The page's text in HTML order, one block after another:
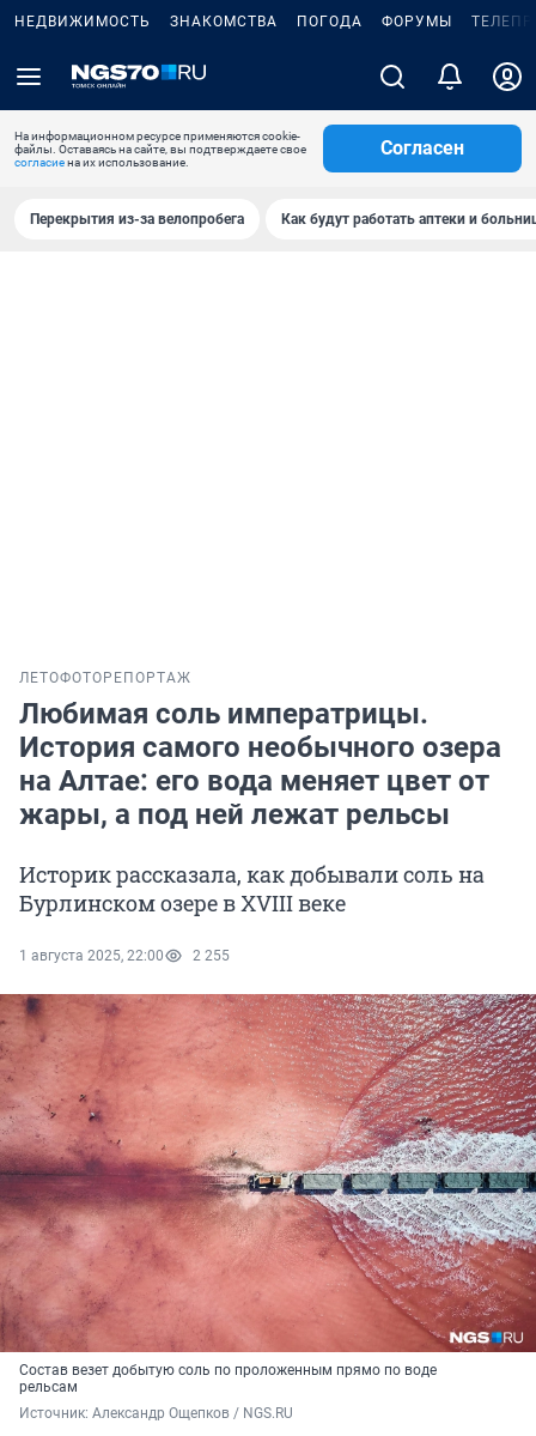
НЕДВИЖИМОСТЬ ЗНАКОМСТВА ПОГОДА ФОРУМЫ
На информационном ресурсе применяются cookie-
файлы. Оставаясь на сайте, вы подтверждаете свое
согласиена их использование.
Согласен
Перекрытия из-за велопробега Как будут работать аптеки и
ЛЕТОФОТОРЕПОРТАЖ
Любимая соль императрицы.
История самого необычного озера
на Алтае: его вода меняет цвет от
жары, а под ней лежат рельсы
Историк рассказала, как добывали соль на
Бурлинском озере в XVIII веке
1 августа 2025, 22:00 2 255
Состав везет добытую соль по проложенным прямо по воде
рельсам
Источник: Александр Ощепков / NGS.RU